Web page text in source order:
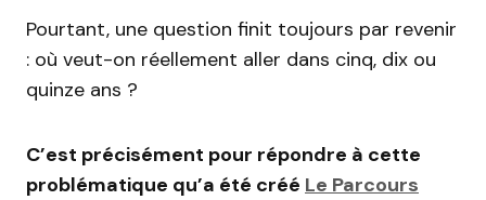
Pourtant, une question finit toujours par revenir
: où veut-on réellement aller dans cinq, dix ou
quinze ans ?
C’est précisément pour répondre à cette
problématique qu’a été créé Le Parcours